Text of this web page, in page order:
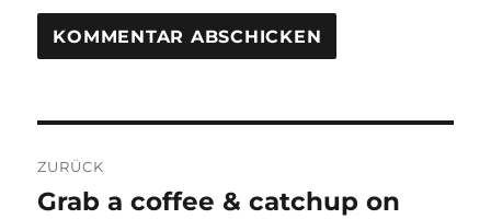
ZURÜCK
Vorheriger
Grab a coffee & catchup on